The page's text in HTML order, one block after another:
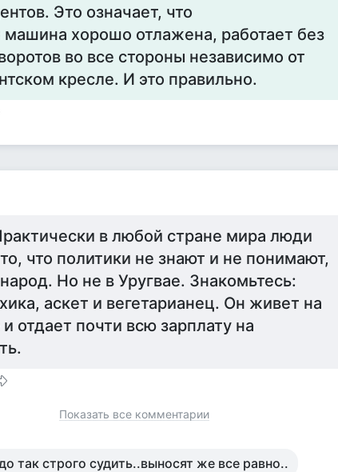
Это означает, что
машина хорошо отлажена, работает без
во все стороны независимо от
кресле. И это правильно.
в любой стране мира люди
что политики не знают и не понимают,
Но не в Уругвае. Знакомьтесь:
аскет и вегетарианец. Он живет на
отдает почти всю зарплату на
Показать все комментарии
так строго судить..выносят же все равно..